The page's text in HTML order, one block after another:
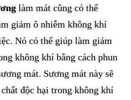
làm mát cũng có thể
giảm ô nhiễm không khí
Nó có thể giúp làm giảm
không khí bằng cách phun
mát. Sương mát này sẽ
độc hại trong không khí